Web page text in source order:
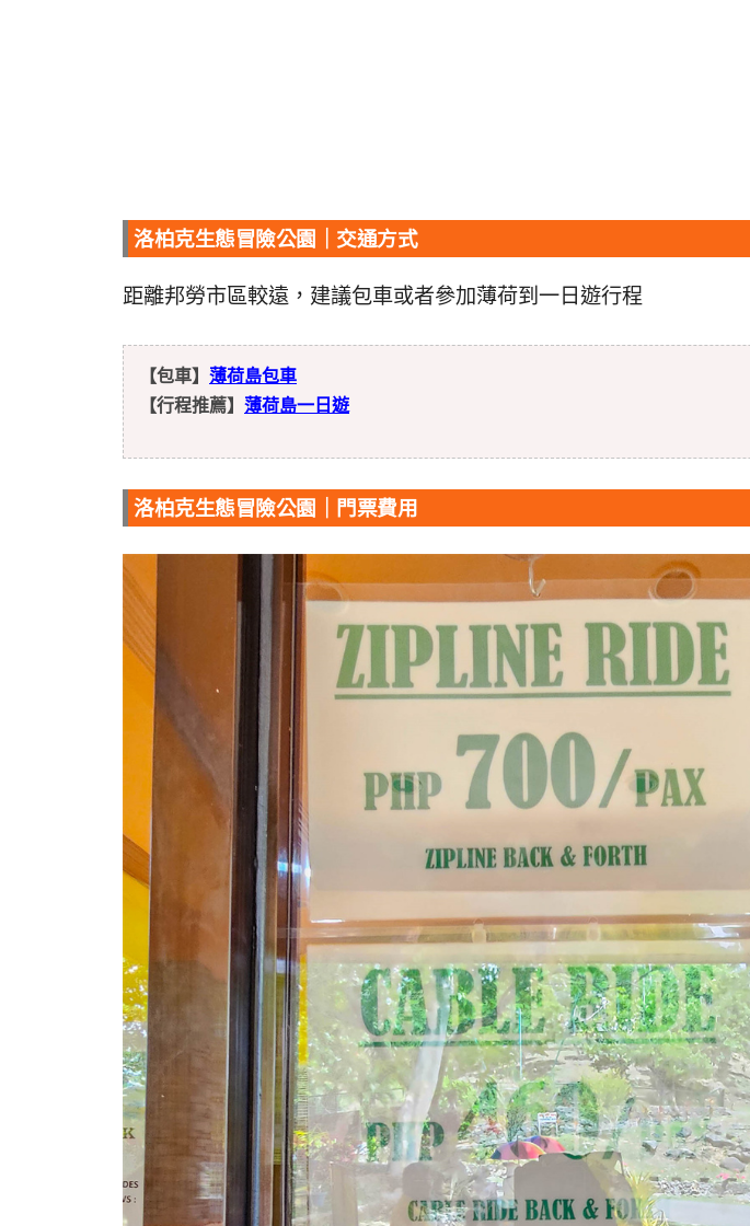
洛柏克生態冒險公園｜交通方式
距離邦勞市區較遠，建議包車或者參加薄荷到一日遊行程
【包車】 薄荷島包車
【行程推薦】 薄荷島一日遊
洛柏克生態冒險公園｜門票費用